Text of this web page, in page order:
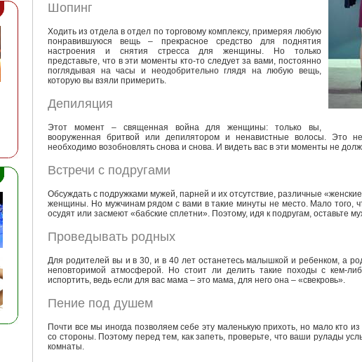
Шопинг
Ходить из отдела в отдел по торговому комплексу, примеряя любую
понравившуюся вещь – прекрасное средство для поднятия
настроения и снятия стресса для женщины. Но только
представьте, что в эти моменты кто-то следует за вами, постоянно
поглядывая на часы и неодобрительно глядя на любую вещь,
которую вы взяли примерить.
Депиляция
Этот момент – священная война для женщины: только вы,
вооруженная бритвой или депилятором и ненавистные волосы. Это
необходимо возобновлять снова и снова. И видеть вас в эти моменты не
Встречи с подругами
Обсуждать с подружками мужей, парней и их отсутствие, различные
женщины. Но мужчинам рядом с вами в такие минуты не место. Мало того,
осудят или засмеют «бабские сплетни». Поэтому, идя к подругам, оставьте
Проведывать родных
Для родителей вы и в 30, и в 40 лет останетесь малышкой и ребенком, а
неповторимой атмосферой. Но стоит ли делить такие походы с кем-
испортить, ведь если для вас мама – это мама, для него она – «свекровь».
Пение под душем
Почти все мы иногда позволяем себе эту маленькую прихоть, но мало кто
со стороны. Поэтому перед тем, как запеть, проверьте, что ваши рулады
комнаты.